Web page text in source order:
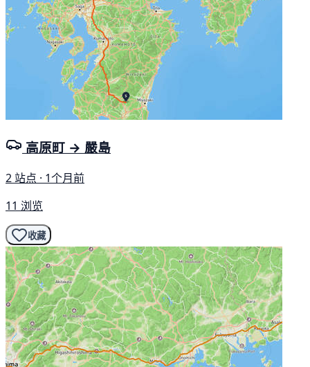
高原町 → 嚴島
2 站点 · 1个月前
11 浏览
收藏